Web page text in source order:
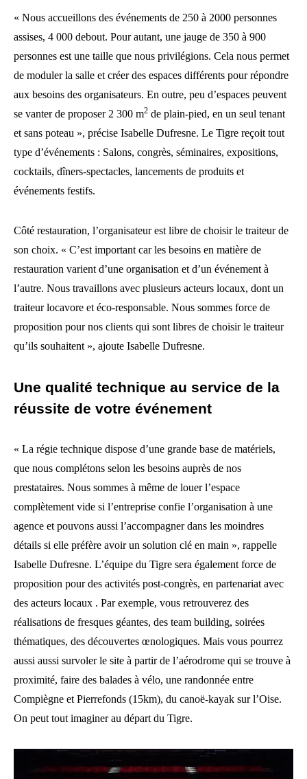
« Nous accueillons des événements de 250 à 2000 personnes
assises, 4 000 debout. Pour autant, une jauge de 350 à 900
personnes est une taille que nous privilégions. Cela nous permet
de moduler la salle et créer des espaces différents pour répondre
aux besoins des organisateurs. En outre, peu d’espaces peuvent
se vanter de proposer 2 300 m2 de plain-pied, en un seul tenant
et sans poteau », précise Isabelle Dufresne. Le Tigre reçoit tout
type d’événements : Salons, congrès, séminaires, expositions,
cocktails, dîners-spectacles, lancements de produits et
événements festifs.
Côté restauration, l’organisateur est libre de choisir le traiteur de
son choix. « C’est important car les besoins en matière de
restauration varient d’une organisation et d’un événement à
l’autre. Nous travaillons avec plusieurs acteurs locaux, dont un
traiteur locavore et éco-responsable. Nous sommes force de
proposition pour nos clients qui sont libres de choisir le traiteur
qu’ils souhaitent », ajoute Isabelle Dufresne.
Une qualité technique au service de la
réussite de votre événement
« La régie technique dispose d’une grande base de matériels,
que nous complétons selon les besoins auprès de nos
prestataires. Nous sommes à même de louer l’espace
complètement vide si l’entreprise confie l’organisation à une
agence et pouvons aussi l’accompagner dans les moindres
détails si elle préfère avoir un solution clé en main », rappelle
Isabelle Dufresne. L’équipe du Tigre sera également force de
proposition pour des activités post-congrès, en partenariat avec
des acteurs locaux . Par exemple, vous retrouverez des
réalisations de fresques géantes, des team building, soirées
thématiques, des découvertes œnologiques. Mais vous pourrez
aussi aussi survoler le site à partir de l’aérodrome qui se trouve à
proximité, faire des balades à vélo, une randonnée entre
Compiègne et Pierrefonds (15km), du canoë-kayak sur l’Oise.
On peut tout imaginer au départ du Tigre.